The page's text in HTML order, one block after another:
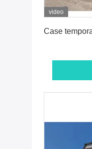
video
Case